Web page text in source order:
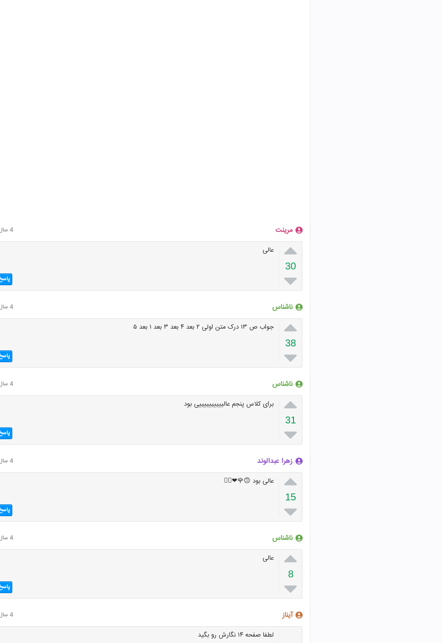
مرینت 4 سال قبل

30

عالی
ناشناس 4 سال قبل

38

جواب ص ۱۳ درک متن اولی ۲ بعد ۴ بعد ۳ بعد ۱ بعد ۵
ناشناس 4 سال قبل

31

برای کلاس پنجم عالییییییییییی بود
زهرا عبدالوند 4 سال قبل

15

عالی بود 🙃🌹❤👍🏻
ناشناس 4 سال قبل

8

عالی
آیناز 4 سال قبل
لطفا صفحه ۱۴ نگارش رو بگید